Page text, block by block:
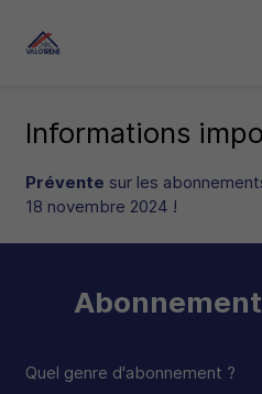
Informations
Prévente sur les
18 novembre 2024 !
Quel genre d'abonnement ?